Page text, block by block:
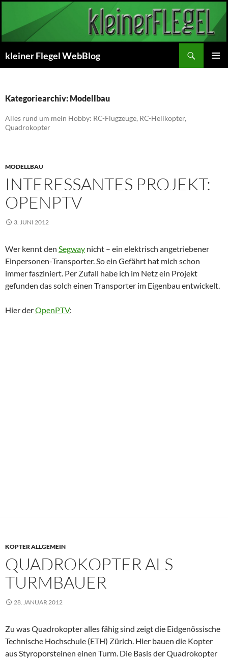
Zum
springen
kleiner Flegel WebBlog
Kategoriearchiv: Modellbau
Alles rund um mein Hobby: RC-Flugzeuge, RC-Helikopter,
Quadrokopter
MODELLBAU
INTERESSANTES PROJEKT:
OPENPTV
3. JUNI 2012
Wer kennt den Segway nicht – ein elektrisch angetriebener
Einpersonen-Transporter. So ein Gefährt hat mich schon
immer fasziniert. Per Zufall habe ich im Netz ein Projekt
gefunden das solch einen Transporter im Eigenbau entwickelt.
Hier derOpenPTV:
KOPTER ALLGEMEIN
QUADROKOPTER ALS
TURMBAUER
28. JANUAR 2012
Zu was Quadrokopter alles fähig sind zeigt die Eidgenössische
Technische Hochschule (ETH) Zürich. Hier bauen die Kopter
aus Styroporsteinen einen Turm. Die Basis der Quadrokopter